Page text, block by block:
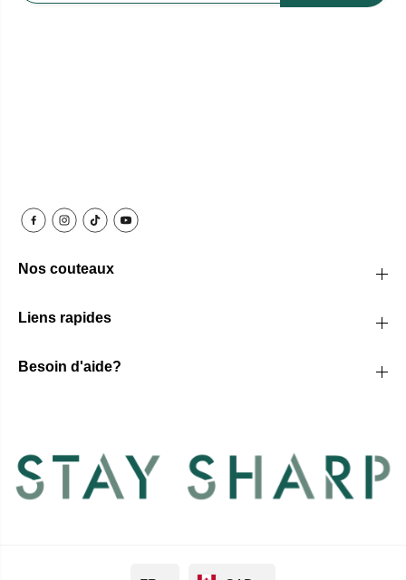
Nos couteaux
Liens rapides
Besoin d'aide?